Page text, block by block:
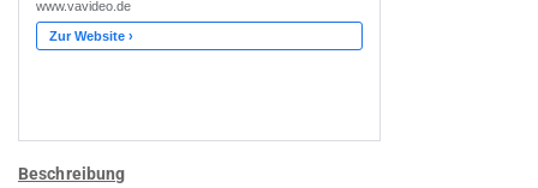
Beschreibung